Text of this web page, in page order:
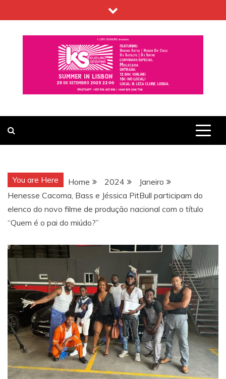
to
content
You are Here Home 2024
Janeiro
Henesse Cacoma, Bass e Jéssica PitBull participam do
elenco do novo filme de produção nacional com o título
“Quem é o pai do miúdo?”